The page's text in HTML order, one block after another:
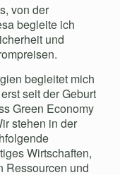
von der
begleite ich
und
begleitet mich
seit der Geburt
Green Economy
stehen in der
Wirtschaften,
Ressourcen und